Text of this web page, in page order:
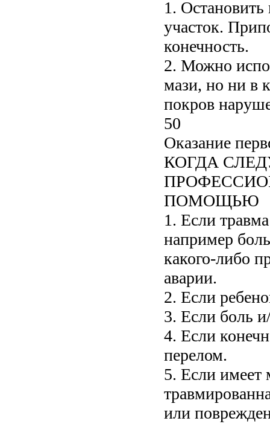
1.
участок.
конечность.
2. Можно
мази, но ни в
покров
50
Оказание
КОГДА
ПОМОЩЬЮ
1. Если
например
какого-либо
аварии.
2. Если
3. Если боль
4. Если
перелом.
5. Если имеет
или